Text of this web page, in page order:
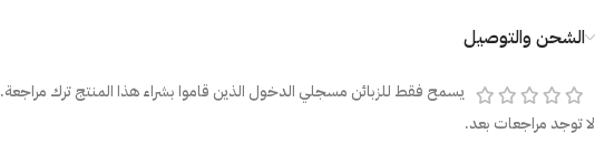
الشحن والتوصيل
لا توجد مراجعات بعد.
يسمح فقط للزبائن مسجلي الدخول الذين قاموا بشراء هذا المنتج ترك مراجعة.